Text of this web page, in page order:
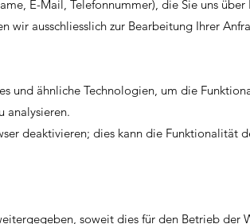
E-Mail, Telefonnummer), die Sie uns
wir ausschliesslich zur Bearbeitung Ihrer
und ähnliche Technologien, um die
analysieren.
deaktivieren; dies kann die Funktionalität
soweit dies für den Betrieb der